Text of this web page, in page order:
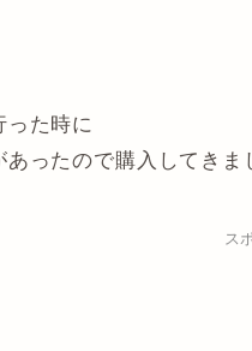
った時に
ったので購入してきま
ス